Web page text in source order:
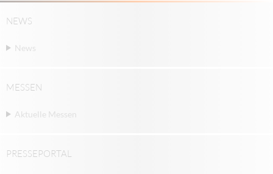
NEWS
News
MESSEN
Aktuelle Messen
PRESSEPORTAL